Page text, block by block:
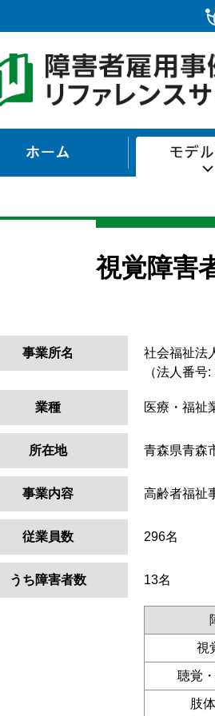
視覚障害
事業所名
社会福祉法
（法人番号
業種 医療・福祉
所在地 青森県青森
事業内容 高齢者福祉
従業員数 296名
うち障害者数 13名
視
聴覚
肢